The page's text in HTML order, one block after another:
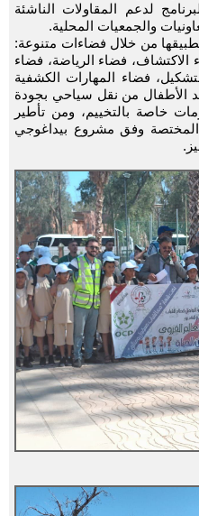
لدعم المقاولات الناشئة
والجمعيات المحلية.
من خلال فضاءات متنوعة:
الاكتشاف، فضاء الرياضة، فضاء
فضاء المهارات الكشفية
الأطفال من نقل سياحي بجودة
خاصة بالتخييم، ومن تأطير
وفق مشروع بيداغوجي